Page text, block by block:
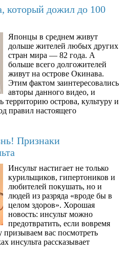
который дожил до 100
Японцы в среднем живут
дольше жителей любых других
стран мира — 82 года. А
больше всего долгожителей
живут на острове Окинава.
Этим фактом заинтересовались
авторы данного видео, и
территорию острова, культуру и
правил настоящего
Признаки
Инсульт настигает не только
курильщиков, гипертоников и
любителей покушать, но и
людей из разряда «вроде бы в
целом здоров». Хорошая
новость: инсульт можно
предотвратить, если вовремя
призываем вас посмотреть
инсульта рассказывает